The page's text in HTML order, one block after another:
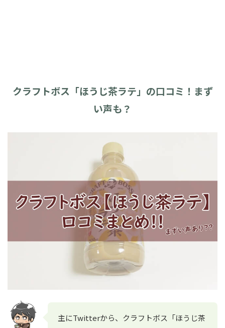
クラフトボス「ほうじ茶ラテ」の口コミ！まず
い声も？
主にTwitterから、クラフトボス「ほうじ茶